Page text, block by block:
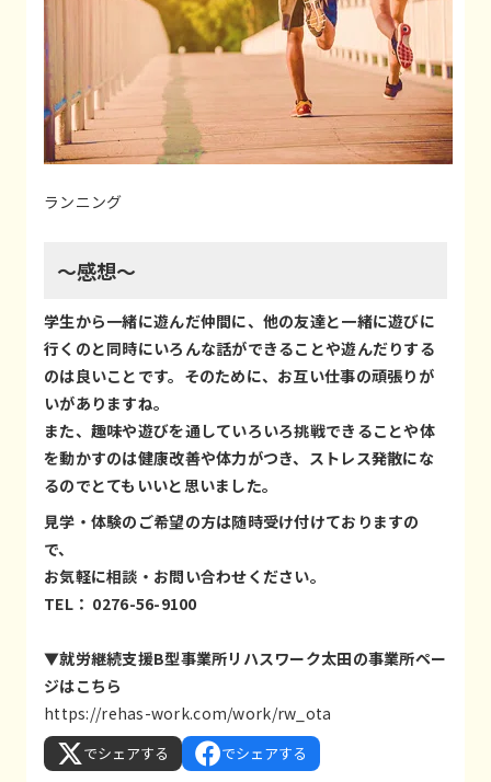
ランニング
～感想～
学生から一緒に遊んだ仲間に、他の友達と一緒に遊びに
行くのと同時にいろんな話ができることや遊んだりする
のは良いことです。そのために、お互い仕事の頑張りが
いがありますね。
また、趣味や遊びを通していろいろ挑戦できることや体
を動かすのは健康改善や体力がつき、ストレス発散にな
るのでとてもいいと思いました。
見学・体験のご希望の方は随時受け付けておりますの
で、
お気軽に相談・お問い合わせください。
TEL： 0276-56-9100
▼就労継続支援B型事業所リハスワーク太田の事業所ペー
ジはこちら
https://rehas-work.com/work/rw_ota
でシェアする でシェアする